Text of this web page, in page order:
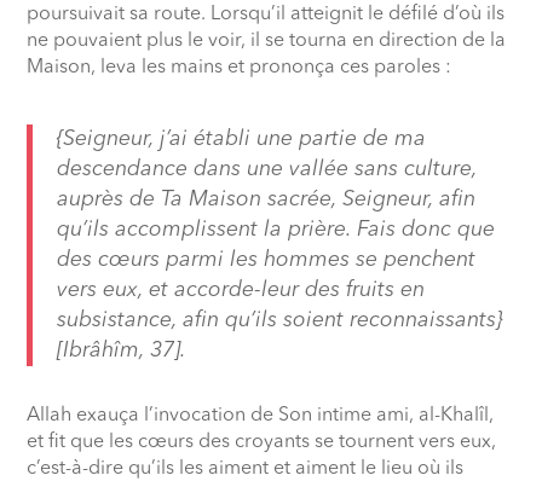
poursuivait sa route. Lorsqu’il atteignit le défilé d’où ils
ne pouvaient plus le voir, il se tourna en direction de la
Maison, leva les mains et prononça ces paroles :
{Seigneur, j’ai établi une partie de ma
descendance dans une vallée sans culture,
auprès de Ta Maison sacrée, Seigneur, afin
qu’ils accomplissent la prière. Fais donc que
des cœurs parmi les hommes se penchent
vers eux, et accorde-leur des fruits en
subsistance, afin qu’ils soient reconnaissants}
[Ibrâhîm, 37].
Allah exauça l’invocation de Son intime ami, al-Khalîl,
et fit que les cœurs des croyants se tournent vers eux,
c’est-à-dire qu’ils les aiment et aiment le lieu où ils